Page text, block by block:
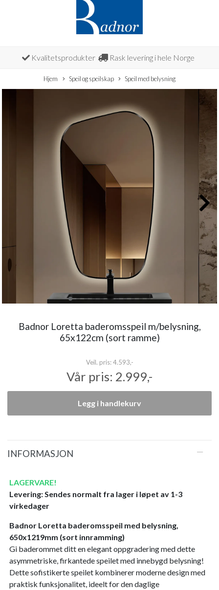
Kvalitetsprodukter Rask levering i hele Norge
Hjem Speil og speilskap Speil med belysning
Badnor Loretta baderomsspeil m/belysning,
65x122cm (sort ramme)
Veil. pris:4.593,-
Vår pris: 2.999,-
Legg i handlekurv
INFORMASJON
LAGERVARE!
Levering: Sendes normalt fra lager i løpet av 1-3
virkedager
Badnor Loretta baderomsspeil med belysning,
650x1219mm (sort innramming)
Gi baderommet ditt en elegant oppgradering med dette
asymmetriske, firkantede speilet med innebygd belysning!
Dette sofistikerte speilet kombinerer moderne design med
praktisk funksjonalitet, ideelt for den daglige